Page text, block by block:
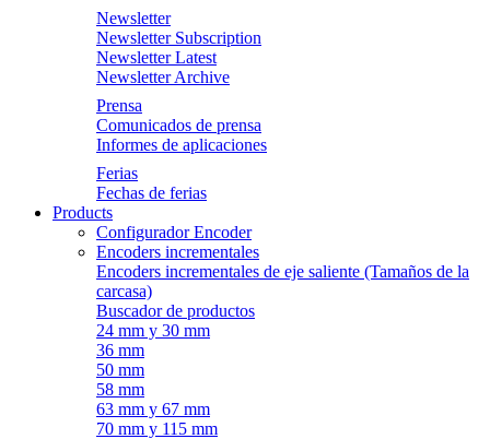
Newsletter
Newsletter Subscription
Newsletter Latest
Newsletter Archive
Prensa
Comunicados de prensa
Informes de aplicaciones
Ferias
Fechas de ferias
Products
Configurador Encoder
Encoders incrementales
Encoders incrementales de eje saliente (Tamaños de la
carcasa)
Buscador de productos
24 mm y 30 mm
36 mm
50 mm
58 mm
63 mm y 67 mm
70 mm y 115 mm